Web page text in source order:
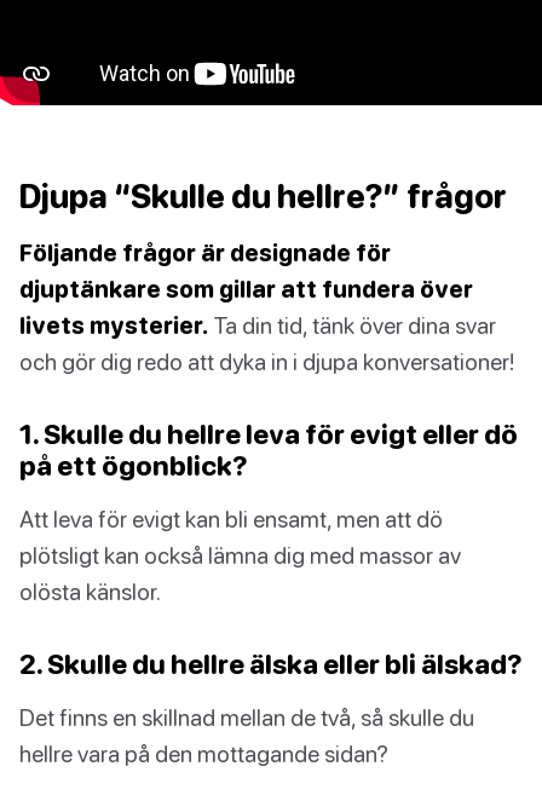
Djupa “Skulle du hellre?” frågor
Följande frågor är designade för
djuptänkare som gillar att fundera över
livets mysterier. Ta din tid, tänk över dina svar
och gör dig redo att dyka in i djupa konversationer!
1. Skulle du hellre leva för evigt eller dö
på ett ögonblick?
Att leva för evigt kan bli ensamt, men att dö
plötsligt kan också lämna dig med massor av
olösta känslor.
2. Skulle du hellre älska eller bli älskad?
Det finns en skillnad mellan de två, så skulle du
hellre vara på den mottagande sidan?